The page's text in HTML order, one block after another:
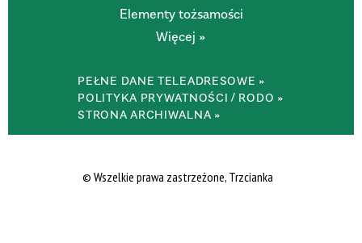
Elementy tożsamości
Więcej »
PEŁNE DANE TELEADRESOWE »
POLITYKA PRYWATNOŚCI / RODO »
STRONA ARCHIWALNA »
© Wszelkie prawa zastrzeżone, Trzcianka